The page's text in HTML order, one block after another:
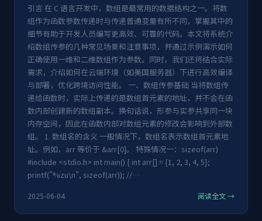
引言 在 C 语言开发中，数组是最常用的数据结构之一。将数
组作为函数参数传递时与传递普通变量有所不同，掌握其中的
细节有助于开发人员编写更高效、可靠的代码。本文将系统介
绍数组传参的几种常见场景和注意事项，并通过示例演示如何
正确使用一维和二维数组作为参数。同时，我们还将结合实际
需求，介绍如何在云端环境（如美国服务器）下进行高效编译
与部署，优化跨境访问性能。 一、数组传参基础 当将数组传
递给函数时，实际上传递的是数组首元素的地址，并不会在函
数内部创建新的数组副本。换句话说，形参与实参共享同一块
内存空间，因此在函数内部对数组元素的修改会影响到外部数
组。 1. 数组名的含义 一般情况下，数组名表示数组首元素地
址。例如，arr 等价于 &arr[0]。 特殊情况一：sizeof(arr)
#include <stdio.h> int main() { int arr[] = {1, 2, 3, 4, 5};
printf("%zu\n", sizeof(arr)); //…
2025-06-04 阅读全文 →